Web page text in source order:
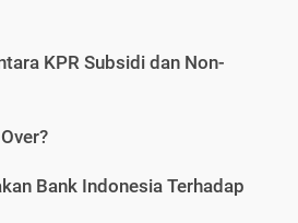
KPR Subsidi dan Non-
Bank Indonesia Terhadap